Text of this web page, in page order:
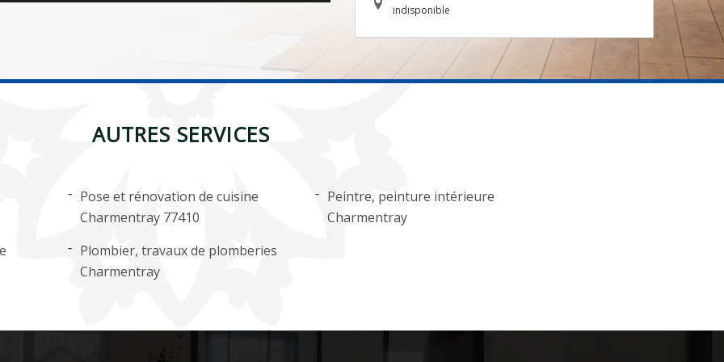
indisponible
AUTRES SERVICES
Pose et rénovation de cuisine
Charmentray 77410
Plombier, travaux de plomberies
Charmentray
Peintre, peinture intérieure
Charmentray